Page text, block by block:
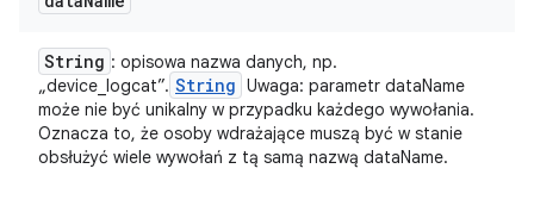
String : opisowa nazwa danych, np.
„device_logcat”. String Uwaga: parametr dataName
może nie być unikalny w przypadku każdego wywołania.
Oznacza to, że osoby wdrażające muszą być w stanie
obsłużyć wiele wywołań z tą samą nazwą dataName.